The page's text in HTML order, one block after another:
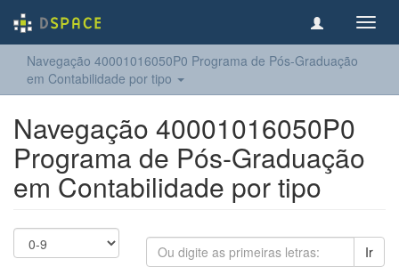
Navegação 40001016050P0 Programa de Pós-Graduação
em Contabilidade por tipo
Navegação 40001016050P0
Programa de Pós-Graduação
em Contabilidade por tipo
Ir